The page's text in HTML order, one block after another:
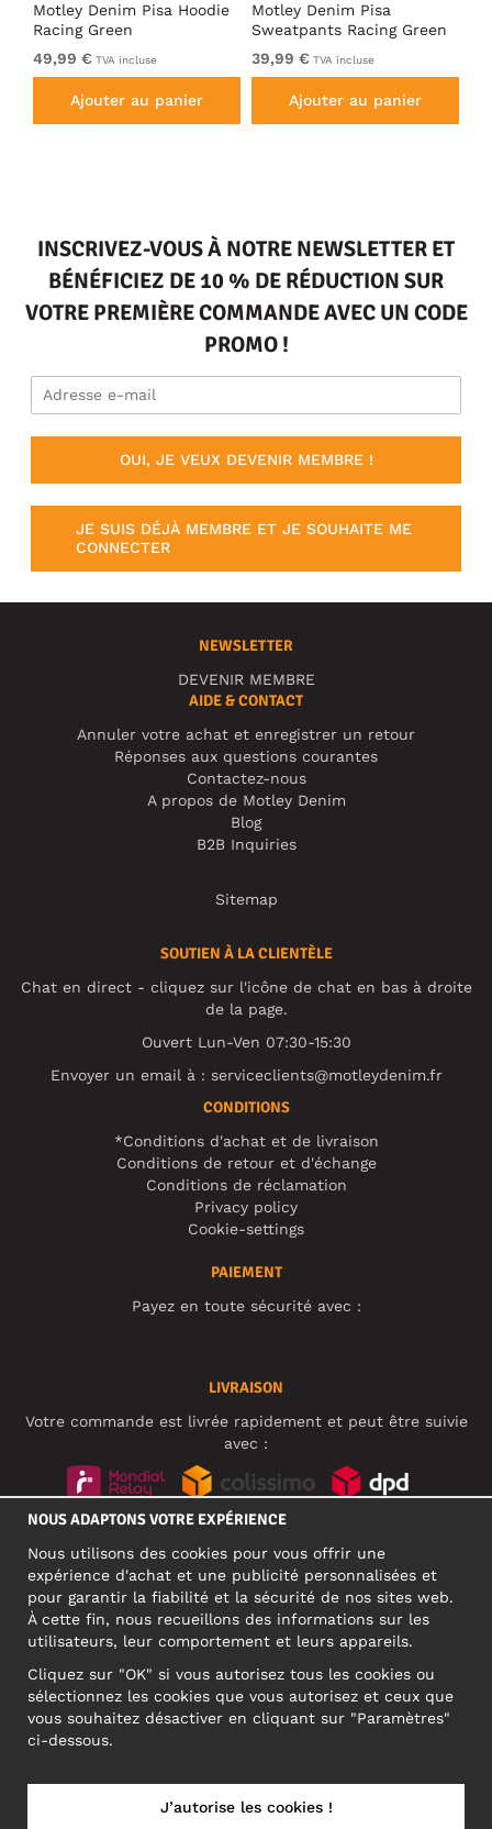
Motley Denim Pisa Hoodie
Racing Green
49,99 € TVA incluse
Ajouter au panier
Motley Denim Pisa
Sweatpants Racing Green
39,99 € TVA incluse
Ajouter au panier
INSCRIVEZ-VOUS À NOTRE NEWSLETTER ET
BÉNÉFICIEZ DE 10 % DE RÉDUCTION SUR
VOTRE PREMIÈRE COMMANDE AVEC UN CODE
PROMO !
OUI, JE VEUX DEVENIR MEMBRE !
JE SUIS DÉJÀ MEMBRE ET JE SOUHAITE ME
CONNECTER
NEWSLETTER
DEVENIR MEMBRE
AIDE & CONTACT
Annuler votre achat et enregistrer un retour
Réponses aux questions courantes
Contactez-nous
A propos de Motley Denim
Blog
B2B Inquiries
Sitemap
SOUTIEN À LA CLIENTÈLE
Chat en direct - cliquez sur l'icône de chat en bas à droite
de la page.
Ouvert Lun-Ven 07:30-15:30
Envoyer un email à : serviceclients@motleydenim.fr
CONDITIONS
*Conditions d'achat et de livraison
Conditions de retour et d'échange
Conditions de réclamation
Privacy policy
Cookie-settings
PAIEMENT
Payez en toute sécurité avec :
LIVRAISON
Votre commande est livrée rapidement et peut être suivie
avec :
ADRESSE PROFESSIONNELLE
Narva mnt 5, EE-10117 Tallinn
Reg: 12356245
ATTENTION ! N'envoyez pas les retours de produits à cette
NOUS ADAPTONS VOTRE EXPÉRIENCE
Nous utilisons des cookies pour vous offrir une
expérience d'achat et une publicité personnalisées et
pour garantir la fiabilité et la sécurité de nos sites web.
À cette fin, nous recueillons des informations sur les
utilisateurs, leur comportement et leurs appareils.
Cliquez sur "OK" si vous autorisez tous les cookies ou
sélectionnez les cookies que vous autorisez et ceux que
vous souhaitez désactiver en cliquant sur "Paramètres"
ci-dessous.
J’autorise les cookies !